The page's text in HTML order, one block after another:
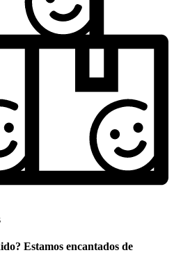
Estamos encantados de